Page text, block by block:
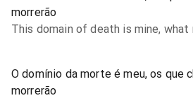
morrerão
This domain of death is mine,
O domínio da morte é meu, os que
morrerão